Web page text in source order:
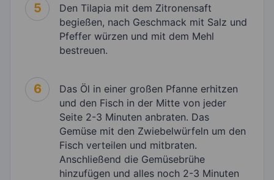
5
Den Tilapia mit dem Zitronensaft
begießen, nach Geschmack mit Salz und
Pfeffer würzen und mit dem Mehl
bestreuen.
6
Das Öl in einer großen Pfanne erhitzen
und den Fisch in der Mitte von jeder
Seite 2-3 Minuten anbraten. Das
Gemüse mit den Zwiebelwürfeln um den
Fisch verteilen und mitbraten.
Anschließend die Gemüsebrühe
hinzufügen und alles noch 2-3 Minuten